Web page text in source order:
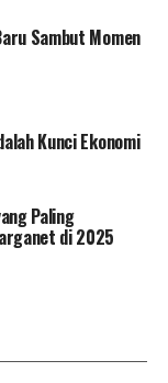
Sambut Momen
Kunci Ekonomi
Paling
di 2025